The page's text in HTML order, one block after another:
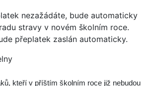
nezažádáte, bude automaticky
stravy v novém školním roce.
přeplatek zaslán automaticky.
kteří v příštím školním roce již nebudou